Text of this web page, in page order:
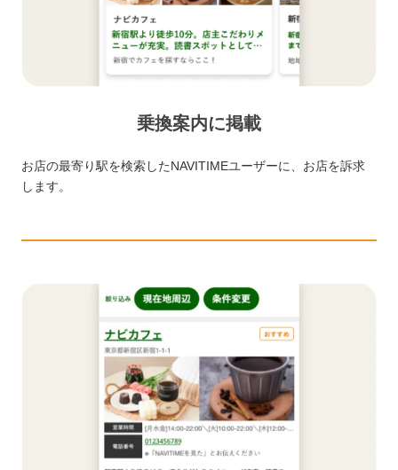
乗換案内に掲載
お店の最寄り駅を検索したNAVITIMEユーザーに、お店を訴求
します。